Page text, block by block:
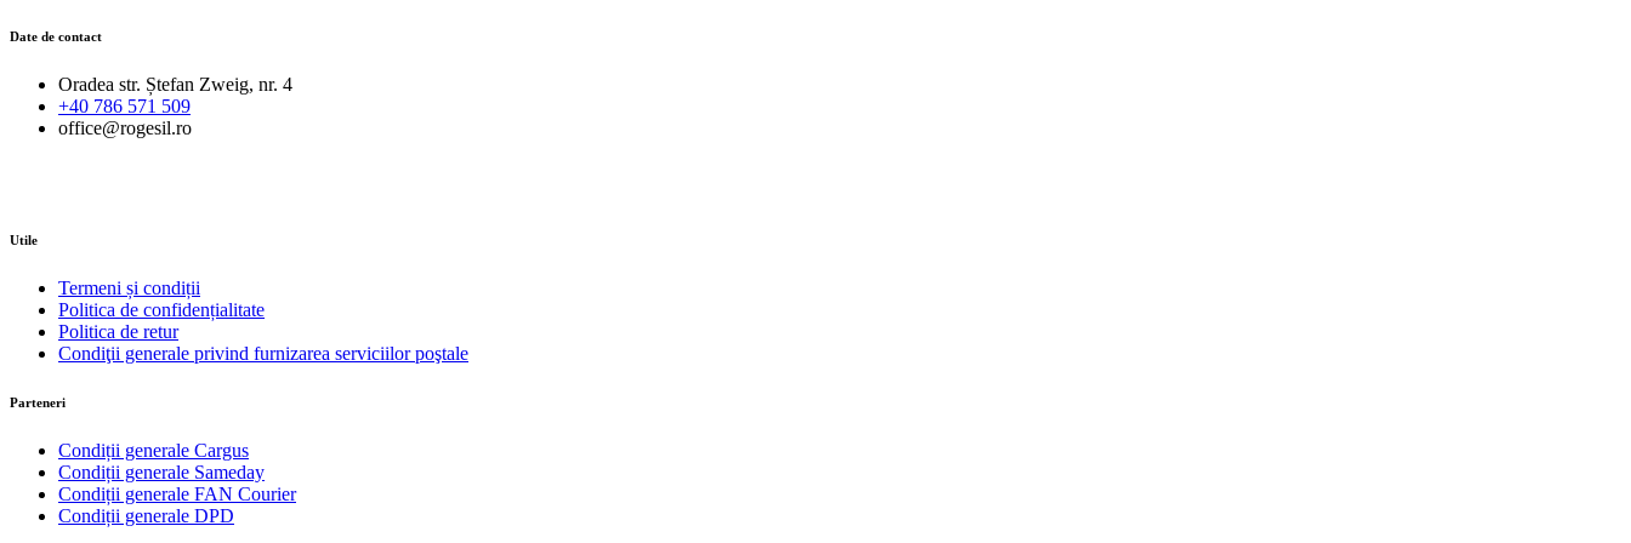
Date de contact
Oradea str. Ștefan Zweig, nr. 4
+40 786 571 509
office@rogesil.ro
Utile
Termeni și condiții
Politica de confidențialitate
Politica de retur
Condiţii generale privind furnizarea serviciilor poştale
Parteneri
Condiții generale Cargus
Condiții generale Sameday
Condiții generale FAN Courier
Condiții generale DPD